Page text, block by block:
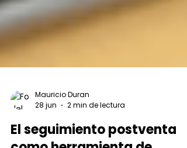
Mauricio Duran
28 jun
2 min de lectura